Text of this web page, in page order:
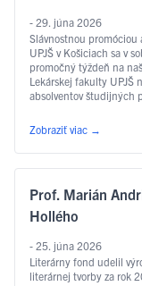
- 29. júna 2026
Slávnostnou promóciou
UPJŠ v Košiciach sa v
promočný týždeň na
Lekárskej fakulty UPJŠ
absolventov študijných
Čítať ďalej
Zobraziť viac →
Prof. Marián
Hollého
- 25. júna 2026
Literárny fond udelil
literárnej tvorby za rok